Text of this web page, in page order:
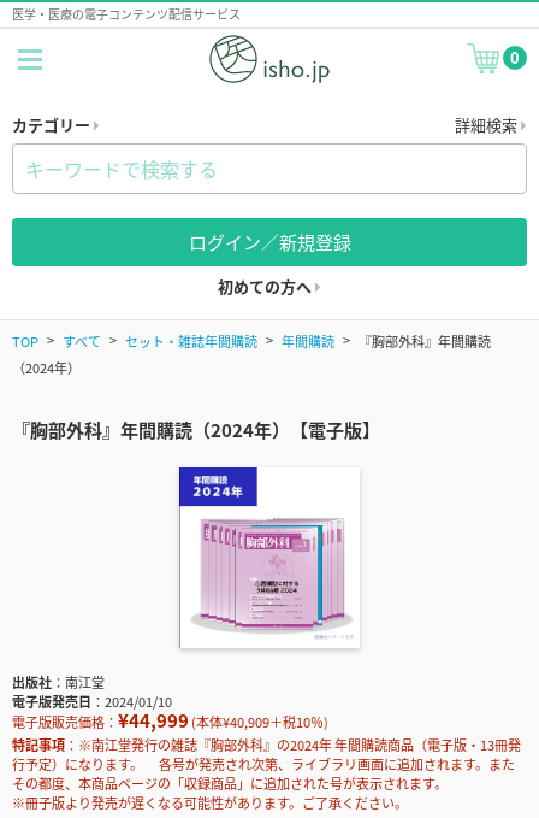
医学・医療の電子コンテンツ配信サービス
0
カテゴリー 詳細検索
ログイン／新規登録
初めての方へ
TOP すべて セット・雑誌年間購読 年間購読
『胸部外科』年間購読
（2024年）
『胸部外科』年間購読（2024年）【電子版】
出版社
南江堂
電子版発売日
2024/01/10
電子版販売価格： ¥44,999 (本体¥40,909＋税10％)
特記事項
※南江堂発行の雑誌『胸部外科』の2024年 年間購読商品（電子版・13冊発
行予定）になります。 各号が発売され次第、ライブラリ画面に追加されます。また
その都度、本商品ページの「収録商品」に追加された号が表示されます。
※冊子版より発売が遅くなる可能性があります。ご了承ください。